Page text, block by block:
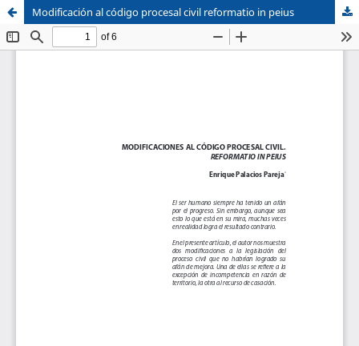
Sistema de
Bibliotecas
Facultad de
Derecho
Modificación al código procesal civil reformatio in peius